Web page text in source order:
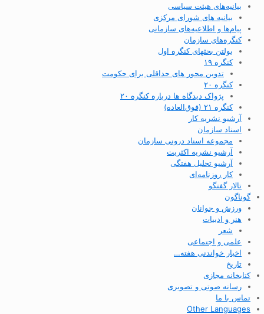
بیانیه‌های هیئت سیاسی
بیانیه های شورای مرکزی
پیام‌ها و اطلاعیه‌های سازمانی
کنگره‌های سازمان
بولتن بحثهای کنگره اول
کنگره ۱۹
تدوین محور های حداقلی برای حکومت
کنگره ۲۰
پژواک دیدگاه ها درباره کنگره ۲۰
کنگره ۲۱ (فوق‌العاده)
آرشیو نشریه کار
اسناد سازمان
مجموعه اسناد درونی سازمان
آرشیو نشریه اکثریت
آرشیو تحلیل هفتگی
کار روزنامه‌ای
تالار گفتگو
گوناگون
ورزش و جوانان
هنر و ادبیات
شعر
علمی و اجتماعی
اخبار خواندنی هفته…
تاریخ
کتابخانه مجازی
رسانه صوتی و تصویری
تماس با ما
Other Languages